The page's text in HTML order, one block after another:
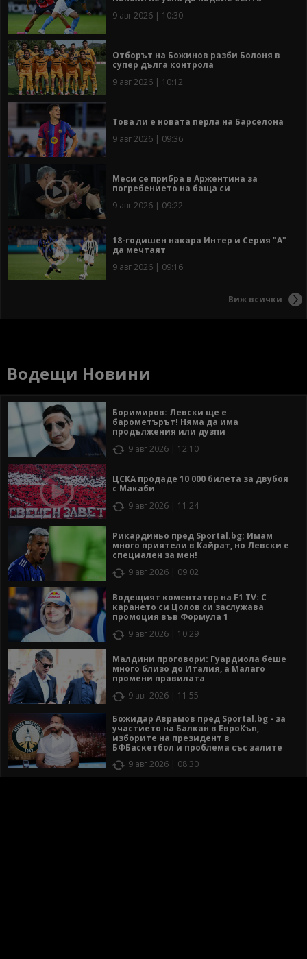
9 авг 2026 | 10:30
Отборът на Божинов разби Болоня в
супер дълга контрола
9 авг 2026 | 10:12
Това ли е новата перла на Барселона
9 авг 2026 | 09:36
Меси се прибра в Аржентина за
погребението на баща си
9 авг 2026 | 09:22
18-годишен накара Интер и Серия "А"
да мечтаят
9 авг 2026 | 09:16
Виж всички
Водещи Новини
Боримиров: Левски ще е
барометърът! Няма да има
продължения или дузпи
9 авг 2026 | 12:10
ЦСКА продаде 10 000 билета за двубоя
с Макаби
9 авг 2026 | 11:24
Рикардиньо пред Sportal.bg: Имам
много приятели в Кайрат, но Левски е
специален за мен!
9 авг 2026 | 09:02
Водещият коментатор на F1 TV: С
карането си Цолов си заслужава
промоция във Формула 1
9 авг 2026 | 10:29
Малдини проговори: Гуардиола беше
много близо до Италия, а Малаго
промени правилата
9 авг 2026 | 11:55
Божидар Аврамов пред Sportal.bg - за
участието на Балкан в ЕвроКъп,
изборите на президент в
БФБаскетбол и проблема със залите
9 авг 2026 | 08:30